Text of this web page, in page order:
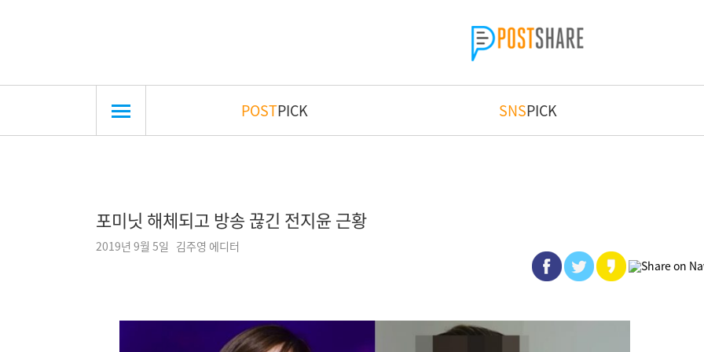
POSTPICK SNSPICK
포미닛 해체되고 방송 끊긴 전지윤 근황
2019년 9월 5일 김주영 에디터